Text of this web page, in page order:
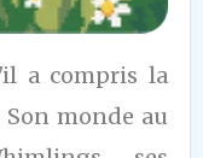
a compris la
monde au